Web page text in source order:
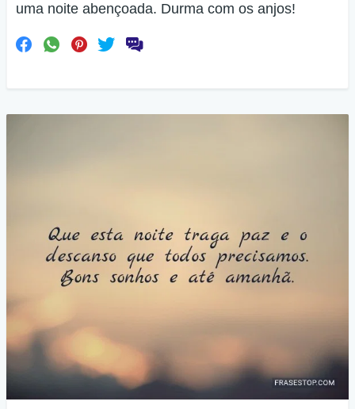
uma noite abençoada. Durma com os anjos!